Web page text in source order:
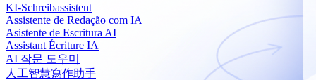
KI-Schreibassistent
Assistente de Redação com IA
Asistente de Escritura AI
Assistant Écriture IA
AI 작문 도우미
人工智慧寫作助手